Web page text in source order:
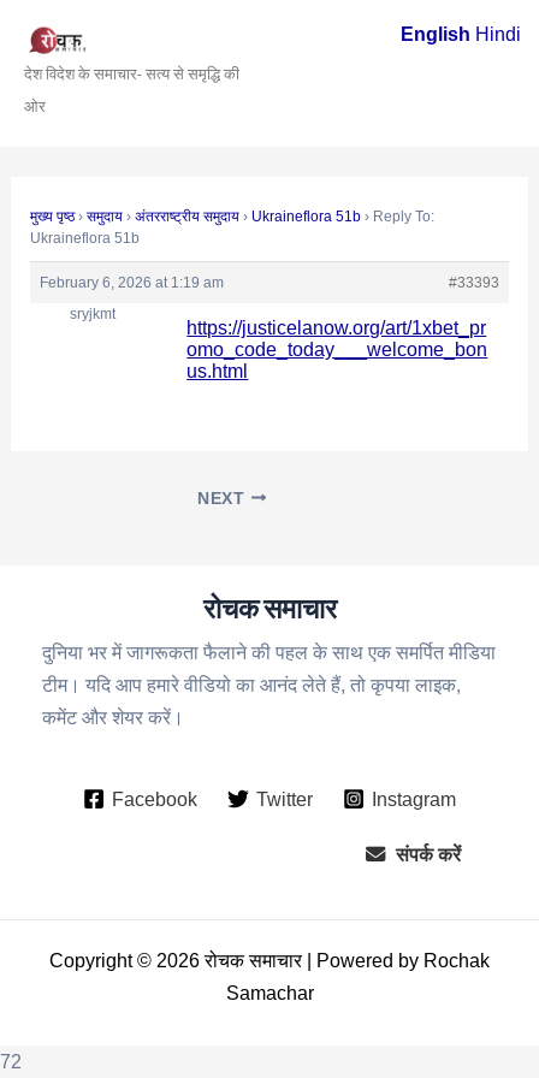
content
देश विदेश के समाचार- सत्य से समृद्धि की
ओर
मुख्य पृष्ठ › समुदाय › अंतरराष्ट्रीय समुदाय › Ukraineflora 51b › Reply To:
Ukraineflora 51b
February 6, 2026 at 1:19 am
#33393
sryjkmt
https://justicelanow.org/art/1xbet_pr
omo_code_today___welcome_bon
us.html
navigation
NEXT
रोचक समाचार
दुनिया भर में जागरूकता फैलाने की पहल के साथ एक समर्पित मीडिया
टीम। यदि आप हमारे वीडियो का आनंद लेते हैं, तो कृपया लाइक,
कमेंट और शेयर करें।
Facebook Twitter Instagram
संपर्क करें
Copyright © 2026 रोचक समाचार | Powered by Rochak
Samachar
72
English Hindi